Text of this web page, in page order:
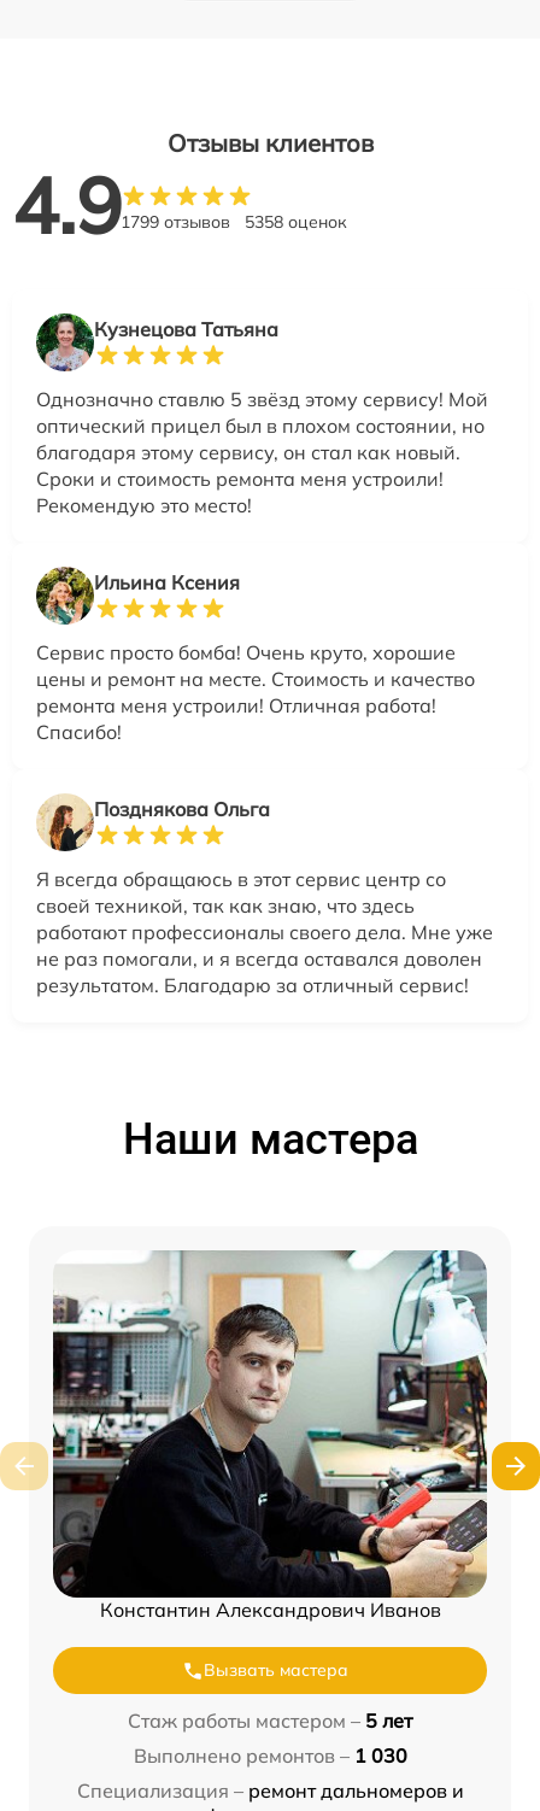
Отзывы клиентов
4.91799 отзывов 5358 оценок
Кузнецова Татьяна
Однозначно ставлю 5 звёзд этому сервису! Мой
оптический прицел был в плохом состоянии, но
благодаря этому сервису, он стал как новый.
Сроки и стоимость ремонта меня устроили!
Рекомендую это место!
Ильина Ксения
Сервис просто бомба! Очень круто, хорошие
цены и ремонт на месте. Стоимость и качество
ремонта меня устроили! Отличная работа!
Спасибо!
Позднякова Ольга
Я всегда обращаюсь в этот сервис центр со
своей техникой, так как знаю, что здесь
работают профессионалы своего дела. Мне уже
не раз помогали, и я всегда оставался доволен
результатом. Благодарю за отличный сервис!
Наши мастера
Константин Александрович Иванов
Вызвать мастера
Стаж работы мастером – 5 лет
Выполнено ремонтов – 1 030
Специализация – ремонт дальномеров и